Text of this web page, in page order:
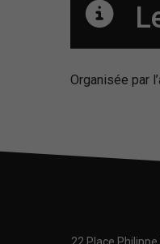
Organisée par